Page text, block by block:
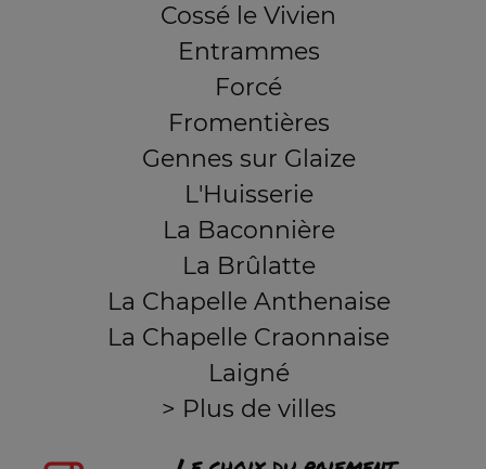
Cossé le Vivien
Entrammes
Forcé
Fromentières
Gennes sur Glaize
L'Huisserie
La Baconnière
La Brûlatte
La Chapelle Anthenaise
La Chapelle Craonnaise
Laigné
> Plus de villes